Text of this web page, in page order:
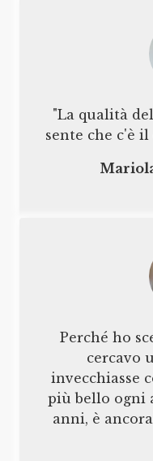
"La qualità
sente che c'è
Perché ho
cercavo
invecchiasse
più bello ogni
anni, è